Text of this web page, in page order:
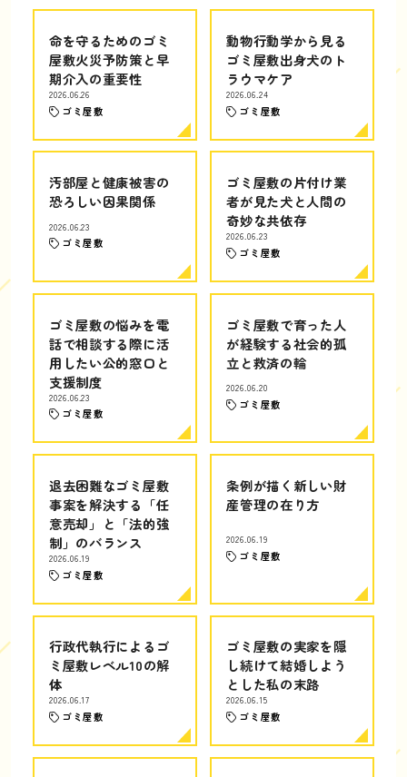
命を守るためのゴミ
屋敷火災予防策と早
期介入の重要性
2026.06.26
ゴミ屋敷
動物行動学から見る
ゴミ屋敷出身犬のト
ラウマケア
2026.06.24
ゴミ屋敷
汚部屋と健康被害の
恐ろしい因果関係
2026.06.23
ゴミ屋敷
ゴミ屋敷の片付け業
者が見た犬と人間の
奇妙な共依存
2026.06.23
ゴミ屋敷
ゴミ屋敷の悩みを電
話で相談する際に活
用したい公的窓口と
支援制度
2026.06.23
ゴミ屋敷
ゴミ屋敷で育った人
が経験する社会的孤
立と救済の輪
2026.06.20
ゴミ屋敷
退去困難なゴミ屋敷
事案を解決する「任
意売却」と「法的強
制」のバランス
2026.06.19
ゴミ屋敷
条例が描く新しい財
産管理の在り方
2026.06.19
ゴミ屋敷
行政代執行によるゴ
ミ屋敷レベル10の解
体
2026.06.17
ゴミ屋敷
ゴミ屋敷の実家を隠
し続けて結婚しよう
とした私の末路
2026.06.15
ゴミ屋敷